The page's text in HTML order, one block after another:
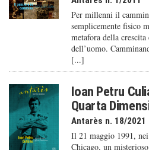
Per millenni il
semplicemente fisico
metafora della
dell’uomo.
[...]
Ioan Petru
Quarta
Antarès n. 18/2021
Il 21 maggio 1991,
Chicago, un